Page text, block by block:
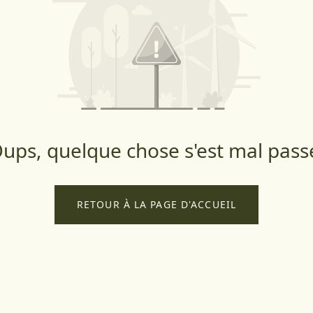
quelque chose s'est mal
RETOUR À LA PAGE D'ACCUEIL